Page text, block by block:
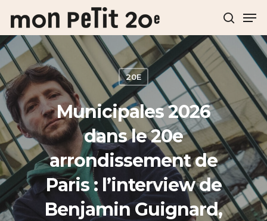
Hit enter to search or ESC to close
20E
Municipales 2026
dans le 20e
arrondissement de
Paris : l’interview de
Benjamin Guignard,